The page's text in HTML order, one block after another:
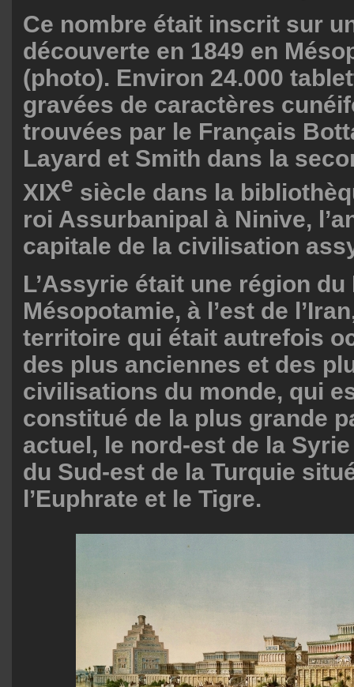
Ce nombre était inscrit sur
découverte en 1849 en
(photo). Environ 24.000
gravées de caractères
trouvées par le Français
Layard et Smith dans la
XIXe siècle dans la
roi Assurbanipal à Ninive,
capitale de la civilisation
L’Assyrie était une région du
Mésopotamie, à l’est de
territoire qui était autrefois
des plus anciennes et des
civilisations du monde, qui
constitué de la plus grande
actuel, le nord-est de la
du Sud-est de la Turquie
l’Euphrate et le Tigre.